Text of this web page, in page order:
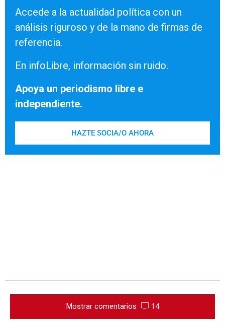
Accede a la actualidad política con un
análisis riguroso y de la mano de firmas de
referencia.
En infoLibre, información sin ruido.
Apoya un periodismo libre e
independiente.
HAZTE SOCIA/O AHORA
Mostrar comentarios 14